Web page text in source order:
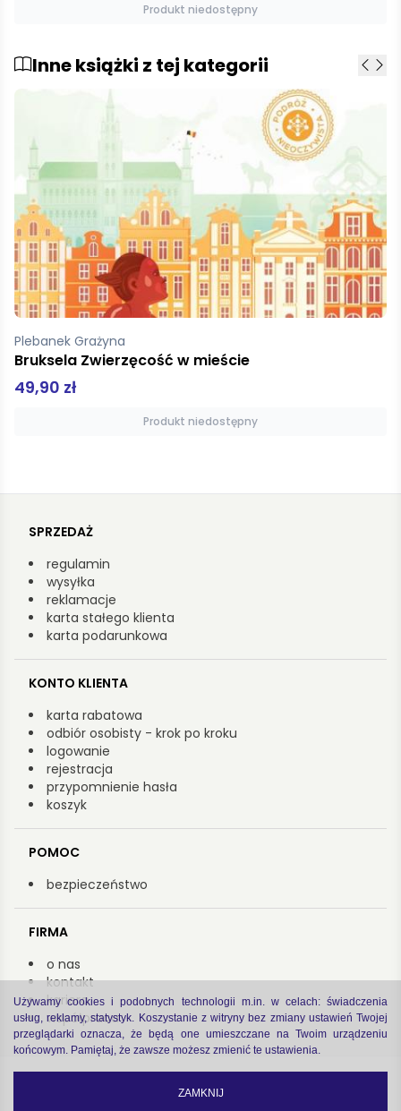
Używamy cookies i podobnych technologii m.in. w celach: świadczenia
usług, reklamy, statystyk. Koszystanie z witryny bez zmiany ustawień Twojej
przeglądarki oznacza, że będą one umieszczane na Twoim urządzeniu
końcowym. Pamiętaj, że zawsze możesz zmienić te ustawienia.
ZAMKNIJ
Produkt niedostępny
Inne książki z tej kategorii
Plebanek Grażyna
Bruksela Zwierzęcość w mieście
49,90 zł
Produkt niedostępny
SPRZEDAŻ
regulamin
wysyłka
reklamacje
karta stałego klienta
karta podarunkowa
KONTO KLIENTA
karta rabatowa
odbiór osobisty - krok po kroku
logowanie
rejestracja
przypomnienie hasła
koszyk
POMOC
bezpieczeństwo
FIRMA
o nas
kontakt
kariera
współpraca
polityka prywatności